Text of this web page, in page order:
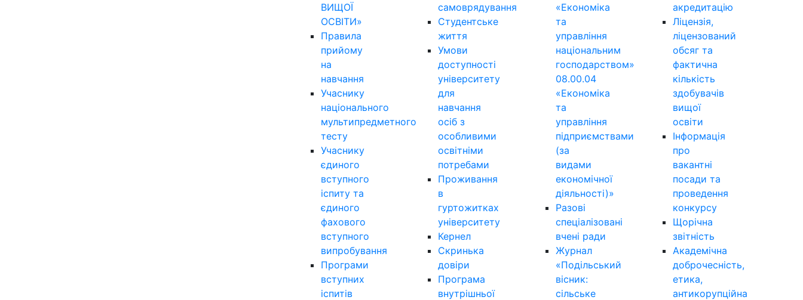
ВИЩОЇ
ОСВІТИ»
Правила
прийому
на
навчання
Учаснику
національного
мультипредметного
тесту
Учаснику
єдиного
вступного
іспиту та
єдиного
фахового
вступного
випробування
Програми
вступних
іспитів
самоврядування
Студентське
життя
Умови
доступності
університету
для
навчання
осіб з
особливими
освітніми
потребами
Проживання
в
гуртожитках
університету
Кернел
Скринька
довіри
Програма
внутрішньої
«Економіка
та
управління
національним
господарством»
08.00.04
«Економіка
та
управління
підприємствами
(за
видами
економічної
діяльності)»
Разові
спеціалізовані
вчені ради
Журнал
«Подільський
вісник:
сільське
акредитацію
Ліцензія,
ліцензований
обсяг та
фактична
кількість
здобувачів
вищої
освіти
Інформація
про
вакантні
посади та
проведення
конкурсу
Щорічна
звітність
Академічна
доброчесність,
етика,
антикорупційна